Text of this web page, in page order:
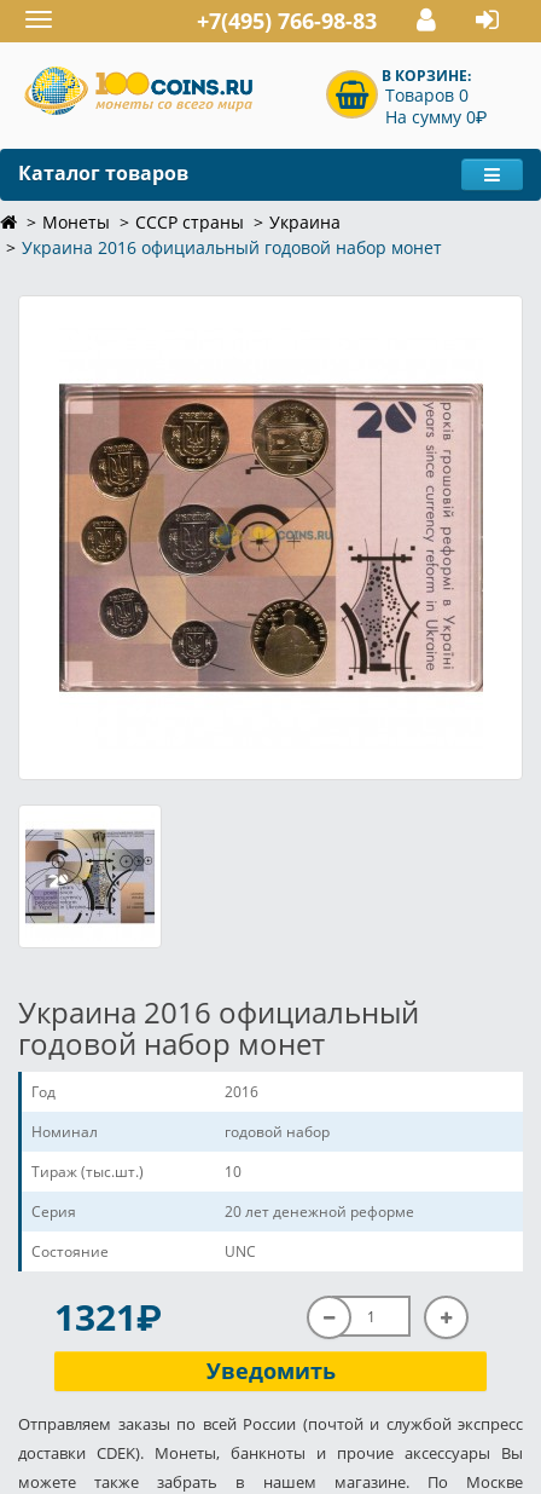
Toggle
navigation
+7(495) 766-98-83
В КОРЗИНЕ:
Товаров 0
На сумму 0P
Каталог товаров
Монеты СССР страны
Украина
Украина 2016 официальный годовой набор монет
Украина 2016 официальный
годовой набор монет
Год
2016
Номинал
годовой набор
Тираж (тыс.шт.)
10
Серия
20 лет денежной реформе
Состояние
UNC
1321P
Уведомить
Отправляем заказы по всей России (почтой и службой экспресс
доставки CDEK). Монеты, банкноты и прочие аксессуары Вы
можете также забрать в нашем магазине. По Москве